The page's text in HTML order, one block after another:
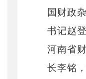
国财政
书记赵
河南省
长李铭